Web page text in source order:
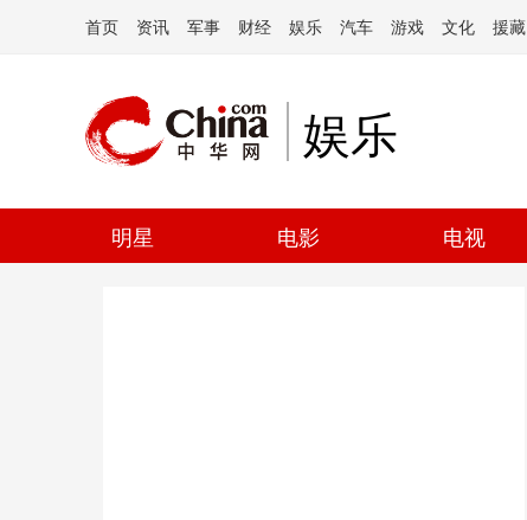
首页 资讯 军事 财经 娱乐 汽车 游戏 文化 援藏
娱乐
明星 电影 电视